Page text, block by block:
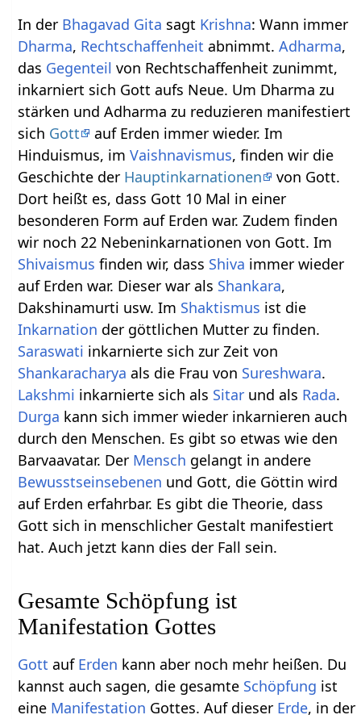
In der Bhagavad Gita sagt Krishna: Wann immer
Dharma, Rechtschaffenheit abnimmt.Adharma,
das Gegenteil von Rechtschaffenheit zunimmt,
inkarniert sich Gott aufs Neue. Um Dharma zu
stärken und Adharma zu reduzieren manifestiert
sich Gott
auf Erden immer wieder. Im
Hinduismus, imVaishnavismus, finden wir die
Geschichte der Hauptinkarnationen
von Gott.
Dort heißt es, dass Gott 10 Mal in einer
besonderen Form auf Erden war. Zudem finden
wir noch 22 Nebeninkarnationen von Gott. Im
Shivaismus finden wir, dass Shiva immer wieder
auf Erden war. Dieser war als Shankara,
Dakshinamurti usw. Im Shaktismus ist die
Inkarnation der göttlichen Mutter zu finden.
Saraswati inkarnierte sich zur Zeit von
Shankaracharya als die Frau von Sureshwara.
Lakshmi inkarnierte sich als Sitar und als Rada.
Durga kann sich immer wieder inkarnieren auch
durch den Menschen. Es gibt so etwas wie den
Barvaavatar. Der Mensch gelangt in andere
Bewusstseinsebenen und Gott, die Göttin wird
auf Erden erfahrbar. Es gibt die Theorie, dass
Gott sich in menschlicher Gestalt manifestiert
hat. Auch jetzt kann dies der Fall sein.
Gesamte Schöpfung ist
Manifestation Gottes
Gott auf Erden kann aber noch mehr heißen. Du
kannst auch sagen, die gesamte Schöpfung ist
eine Manifestation Gottes. Auf dieser Erde, in der